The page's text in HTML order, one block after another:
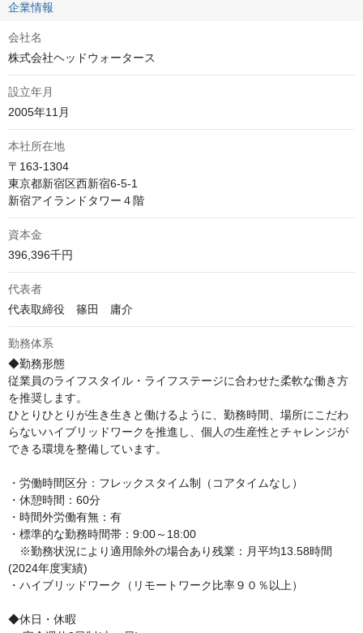
企業情報
会社名
株式会社ヘッドウォータース
設立年月
2005年11月
本社所在地
〒163-1304
東京都新宿区西新宿6-5-1
新宿アイランドタワー４階
資本金
396,396千円
代表者
代表取締役　篠田　庸介
勤務体系
◆勤務形態
従業員のライフスタイル・ライフステージに合わせた柔軟な働き方
を推奨します。
ひとりひとりが生き生きと働けるように、勤務時間、場所にこだわ
らないハイブリッドワークを推進し、個人の生産性とチャレンジが
できる環境を整備しています。
・労働時間区分：フレックスタイム制（コアタイムなし）
・休憩時間：60分
・時間外労働有無：有
・標準的な勤務時間帯：9:00～18:00
※勤務状況により適用除外の場合あり残業：月平均13.58時間
(2024年度実績)
・ハイブリッドワーク（リモートワーク比率９０％以上）
◆休日・休暇